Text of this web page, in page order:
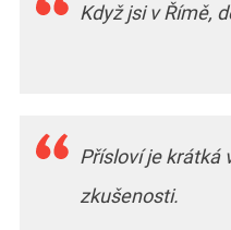
Když jsi v Římě,
Přísloví je krátká
zkušenosti.